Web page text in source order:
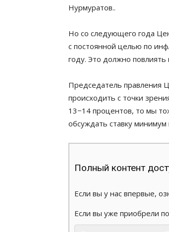
Нурмуратов..
Но со следующего года
с постоянной целью по
году. Это должно повлиять
Председатель правления
происходить с точки
13−14 процентов, то мы
обсуждать ставку
Полный контент
Если вы у нас впервые,
Если вы уже приобрели